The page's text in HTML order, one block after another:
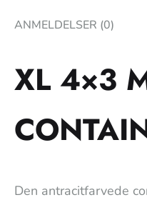
ANMELDELSER (0)
XL 4×3
Den antracitfarvede